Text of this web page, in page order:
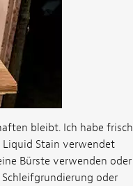
bleibt. Ich habe frisch
Liquid Stain verwendet
Bürste verwenden oder
Schleifgrundierung oder